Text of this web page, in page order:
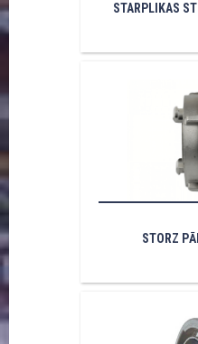
STARPLIKAS
STORZ